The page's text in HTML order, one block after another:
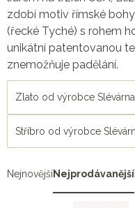
zdobí motiv římské
(řecké Tyché) s rohem
unikátní patentovanou
znemožňuje padělání.
Zlato od výrobce Slévárna
Stříbro od výrobce
NejnovějšíNejprodávanější